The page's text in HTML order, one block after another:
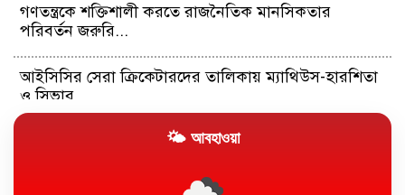
গণতন্ত্রকে শক্তিশালী করতে রাজনৈতিক মানসিকতার
পরিবর্তন জরুরি...
আইসিসির সেরা ক্রিকেটারদের তালিকায় ম্যাথিউস-হারশিতা
ও সিভার
রদ্রিকে দলে ভেড়াতে মরিয়া বার্সেলোনা, অনিশ্চিত ডি ইয়ংয়ের
🌤 আবহাওয়া